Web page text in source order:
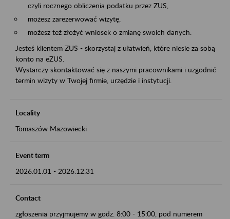
czyli rocznego obliczenia podatku przez ZUS,
możesz zarezerwować wizytę,
możesz też złożyć wniosek o zmianę swoich danych.
Jesteś klientem ZUS - skorzystaj z ułatwień, które niesie za sobą
konto na eZUS.
Wystarczy skontaktować się z naszymi pracownikami i uzgodnić
termin wizyty w Twojej firmie, urzędzie i instytucji.
Locality
Tomaszów Mazowiecki
Event term
2026.01.01 - 2026.12.31
Contact
zgłoszenia przyjmujemy w godz. 8:00 - 15:00, pod numerem